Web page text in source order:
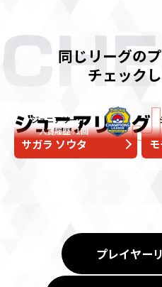
同じリーグの
チェック
ジュニアリーグ
入賞履歴 1回
サガラ ソウタ
プレイヤー